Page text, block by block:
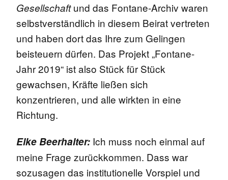
Gesellschaftund das Fontane-Archiv waren
selbstverständlich in diesem Beirat vertreten
und haben dort das Ihre zum Gelingen
beisteuern dürfen. Das Projekt „Fontane-
Jahr 2019“ ist also Stück für Stück
gewachsen, Kräfte ließen sich
konzentrieren, und alle wirkten in eine
Richtung.
Elke Beerhalter: Ich muss noch einmal auf
meine Frage zurückkommen. Dass war
sozusagen das institutionelle Vorspiel und